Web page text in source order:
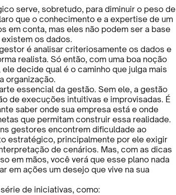
serve, sobretudo, para diminuir o peso de
que o conhecimento e a expertise de um
em conta, mas eles não podem ser a base
os dados.
é analisar criteriosamente os dados e
realista. Só então, com uma boa noção
decide qual é o caminho que julga mais
organização.
essencial da gestão. Sem ele, a gestão
de execuções intuitivas e improvisadas. É
saber onde sua empresa está e onde
que permitam construir essa realidade.
gestores encontrem dificuldade ao
estratégico, principalmente por ele exigir
de cenários. Mas, com as dicas
em mãos, você verá que esse plano nada
em ações um desejo que vive na sua
de iniciativas, como: